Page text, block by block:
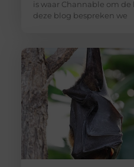
is waar Channable om
deze blog bespreken we